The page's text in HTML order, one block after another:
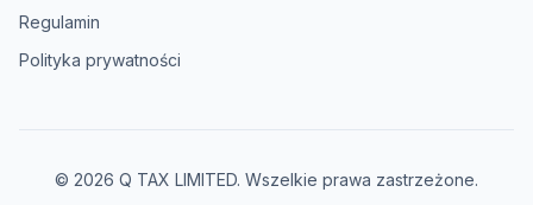
Regulamin
Polityka prywatności
© 2026 Q TAX LIMITED. Wszelkie prawa zastrzeżone.